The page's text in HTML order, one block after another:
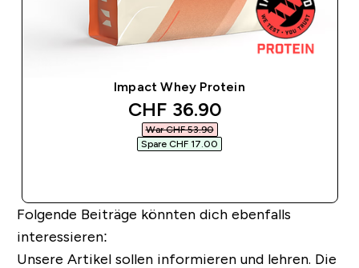
Impact Whey Protein
discounted price
CHF 36.90‎
War CHF 53.90‎
Spare CHF 17.00‎
Folgende Beiträge könnten dich ebenfalls
interessieren:
Unsere Artikel sollen informieren und lehren. Die